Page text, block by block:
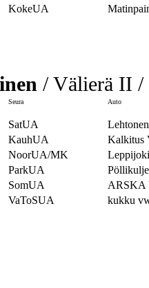
KokeUA
/ Välierä II /
Seura
Auto
SatUA
KauhUA Kalkitus
NoorUA/MK
ParkUA
SomUA ARSKA
VaToSUA kukku